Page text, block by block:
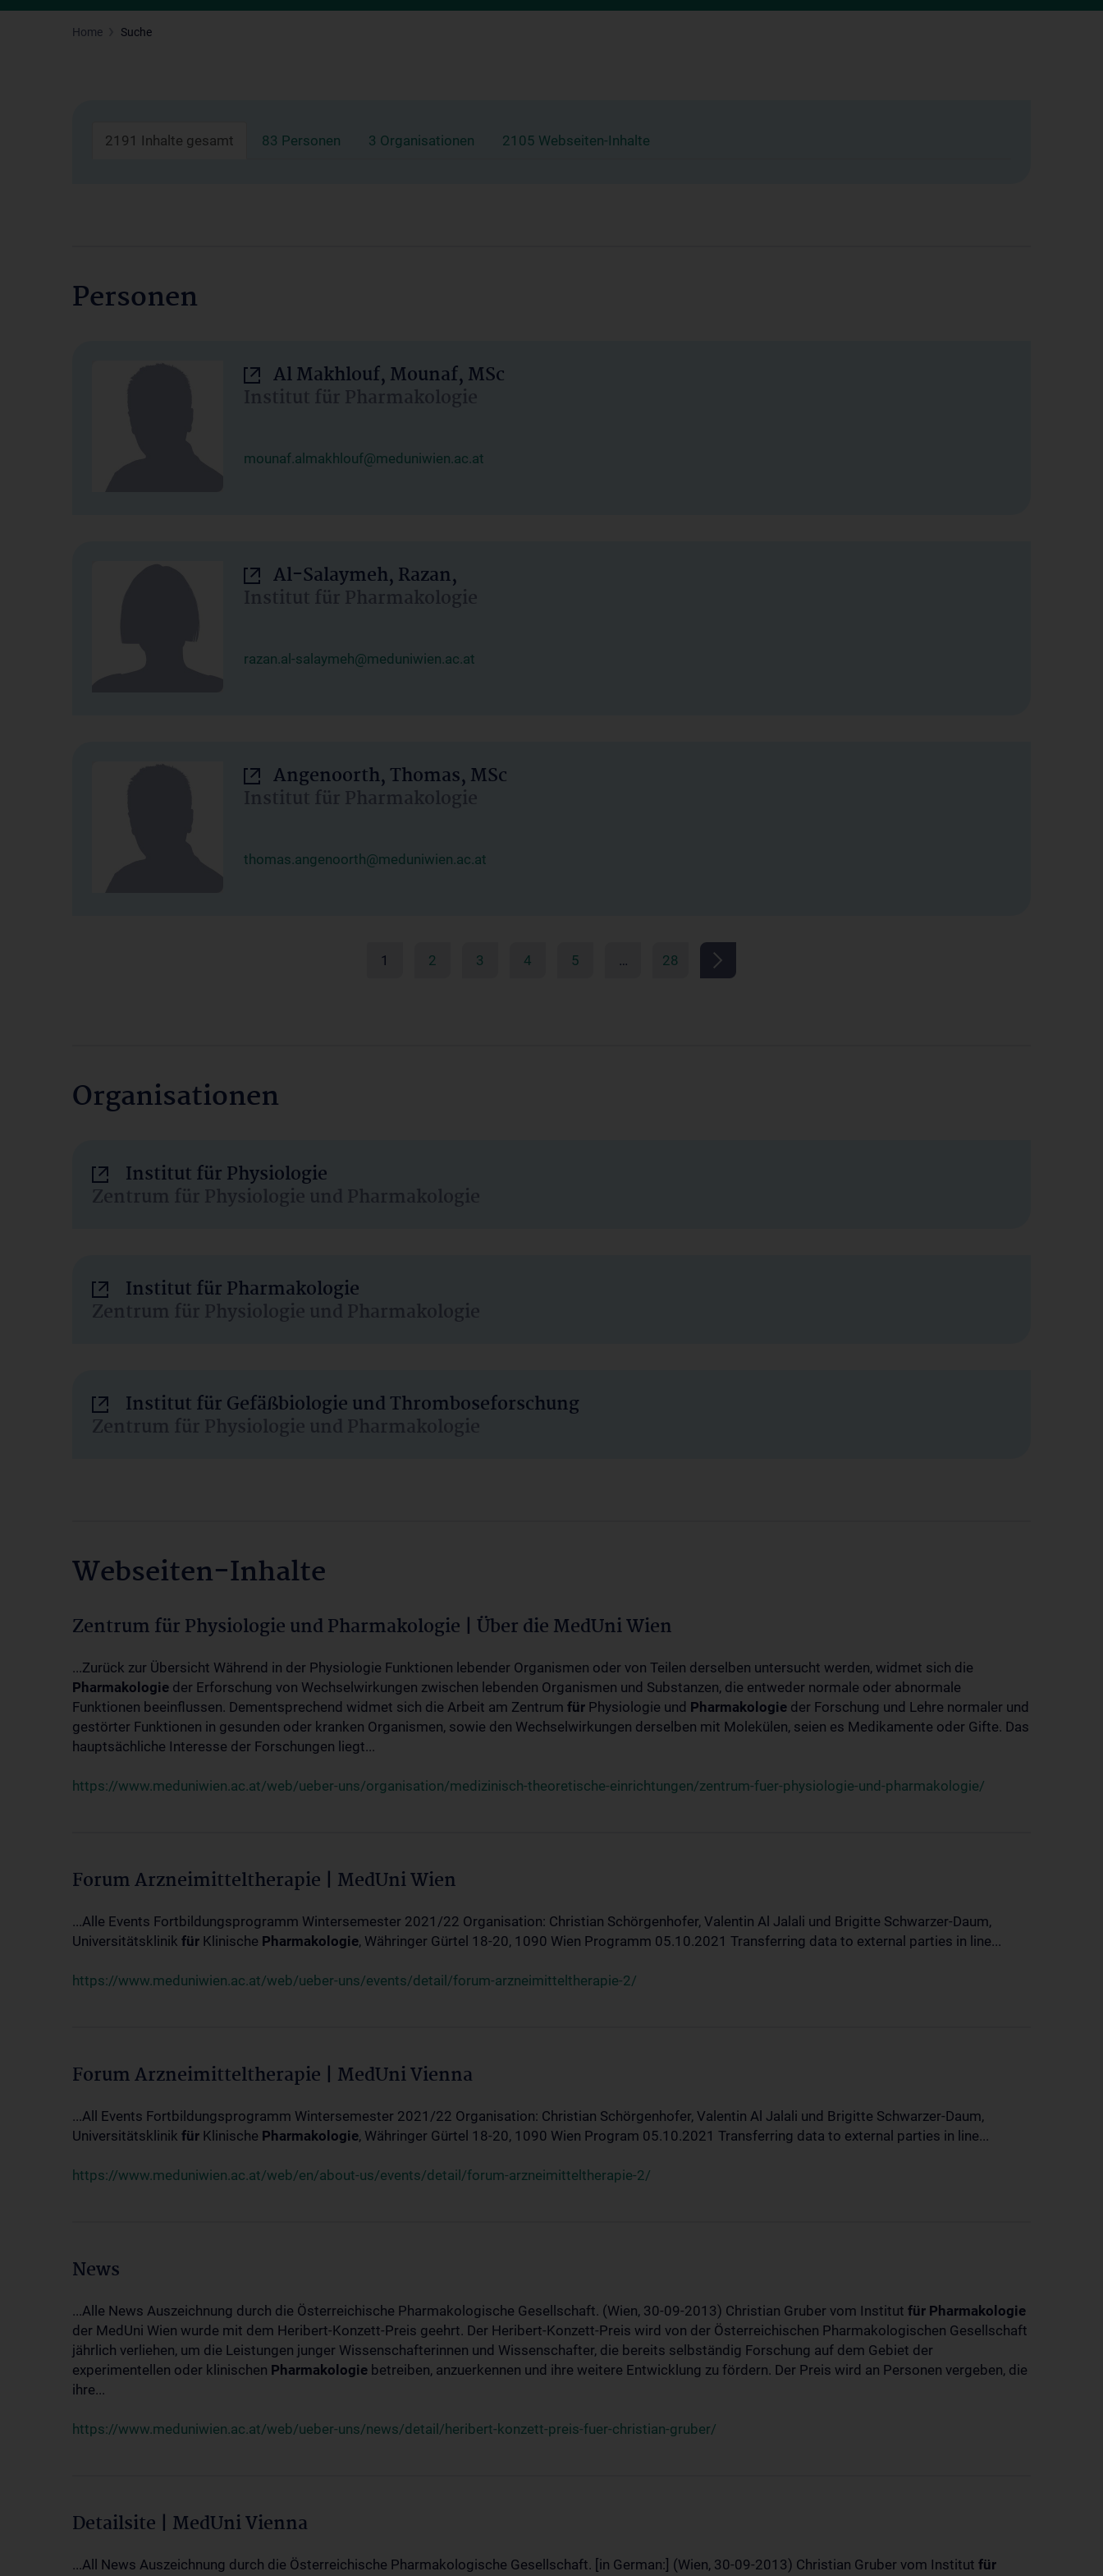
Home Suche
2191 Inhalte gesamt 83 Personen 3 Organisationen 2105 Webseiten-Inhalte
Personen
Al Makhlouf, Mounaf, MSc
Institut für Pharmakologie
mounaf.almakhlouf@meduniwien.ac.at
Al-Salaymeh, Razan,
Institut für Pharmakologie
razan.al-salaymeh@meduniwien.ac.at
Angenoorth, Thomas, MSc
Institut für Pharmakologie
thomas.angenoorth@meduniwien.ac.at
1 2 3 4 5 … 28
Organisationen
Institut für Physiologie
Zentrum für Physiologie und Pharmakologie
Institut für Pharmakologie
Zentrum für Physiologie und Pharmakologie
Institut für Gefäßbiologie und Thromboseforschung
Zentrum für Physiologie und Pharmakologie
Webseiten-Inhalte
Zentrum für Physiologie und Pharmakologie | Über die MedUni Wien
...Zurück zur Übersicht Während in der Physiologie Funktionen lebender Organismen oder von Teilen derselben untersucht werden, widmet sich die
Pharmakologie der Erforschung von Wechselwirkungen zwischen lebenden Organismen und Substanzen, die entweder normale oder abnormale
Funktionen beeinflussen. Dementsprechend widmet sich die Arbeit am Zentrum für Physiologie und Pharmakologie der Forschung und Lehre normaler und
gestörter Funktionen in gesunden oder kranken Organismen, sowie den Wechselwirkungen derselben mit Molekülen, seien es Medikamente oder Gifte. Das
hauptsächliche Interesse der Forschungen liegt...
https://www.meduniwien.ac.at/web/ueber-uns/organisation/medizinisch-theoretische-einrichtungen/zentrum-fuer-physiologie-und-pharmakologie/
Forum Arzneimitteltherapie | MedUni Wien
...Alle Events Fortbildungsprogramm Wintersemester 2021/22 Organisation: Christian Schörgenhofer, Valentin Al Jalali und Brigitte Schwarzer-Daum,
Universitätsklinik für Klinische Pharmakologie, Währinger Gürtel 18-20, 1090 Wien Programm 05.10.2021 Transferring data to external parties in line...
https://www.meduniwien.ac.at/web/ueber-uns/events/detail/forum-arzneimitteltherapie-2/
Forum Arzneimitteltherapie | MedUni Vienna
...All Events Fortbildungsprogramm Wintersemester 2021/22 Organisation: Christian Schörgenhofer, Valentin Al Jalali und Brigitte Schwarzer-Daum,
Universitätsklinik für Klinische Pharmakologie, Währinger Gürtel 18-20, 1090 Wien Program 05.10.2021 Transferring data to external parties in line...
https://www.meduniwien.ac.at/web/en/about-us/events/detail/forum-arzneimitteltherapie-2/
News
...Alle News Auszeichnung durch die Österreichische Pharmakologische Gesellschaft. (Wien, 30-09-2013) Christian Gruber vom Institut für Pharmakologie
der MedUni Wien wurde mit dem Heribert-Konzett-Preis geehrt. Der Heribert-Konzett-Preis wird von der Österreichischen Pharmakologischen Gesellschaft
jährlich verliehen, um die Leistungen junger Wissenschafterinnen und Wissenschafter, die bereits selbständig Forschung auf dem Gebiet der
experimentellen oder klinischen Pharmakologie betreiben, anzuerkennen und ihre weitere Entwicklung zu fördern. Der Preis wird an Personen vergeben, die
ihre...
https://www.meduniwien.ac.at/web/ueber-uns/news/detail/heribert-konzett-preis-fuer-christian-gruber/
Detailsite | MedUni Vienna
...All News Auszeichnung durch die Österreichische Pharmakologische Gesellschaft. [in German:] (Wien, 30-09-2013) Christian Gruber vom Institut für